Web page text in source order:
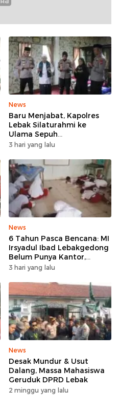
News
Baru Menjabat, Kapolres
Lebak Silaturahmi ke
Ulama Sepuh
Rangkasbitung
3 hari yang lalu
News
6 Tahun Pasca Bencana: MI
Irsyadul Ibad Lebakgedong
Belum Punya Kantor,
Belajar Tanpa Meja-Kursi
3 hari yang lalu
News
Desak Mundur & Usut
Dalang, Massa Mahasiswa
Geruduk DPRD Lebak
2 minggu yang lalu